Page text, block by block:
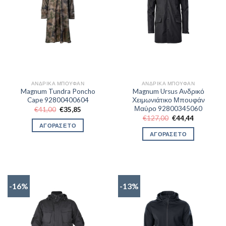
ΑΝΔΡΙΚΆ ΜΠΟΥΦΆΝ
Magnum Tundra Poncho
Cape 92800400604
€41,00 Original
price
was:
€41,00.
€35,85
τιμή
ΑΓΟΡΑΣΕ ΤΟ
ΑΝΔΡΙΚΆ ΜΠΟΥΦΆΝ
Magnum Ursus Ανδρικό
Χειμωνιάτικο Μπουφάν
Μαύρο 92800345060
€127,00 Original
price
was:
€127,00.
€44,44Η
ΑΓΟΡΑΣΕ ΤΟ
-16% -13%